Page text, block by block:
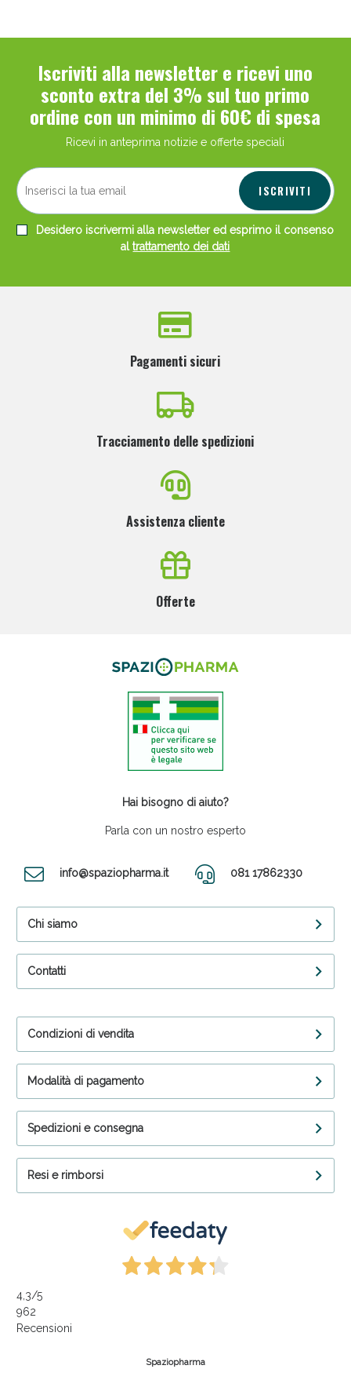
Iscriviti alla newsletter e ricevi uno
sconto extra del 3% sul tuo primo
ordine con un minimo di 60€ di spesa
Ricevi in anteprima notizie e offerte speciali
ISCRIVITI
Desidero iscrivermi alla newsletter ed esprimo il consenso
altrattamento dei dati
Pagamenti sicuri
Tracciamento delle spedizioni
Assistenza cliente
Offerte
Hai bisogno di aiuto?
Parla con un nostro esperto
info@spaziopharma.it 081 17862330
Chi siamo
Contatti
Condizioni di vendita
Modalità di pagamento
Spedizioni e consegna
Resi e rimborsi
4,3/5
962
Recensioni
Spaziopharma